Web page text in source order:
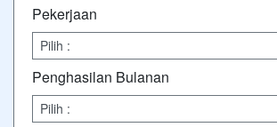
Pekerjaan
Penghasilan Bulanan